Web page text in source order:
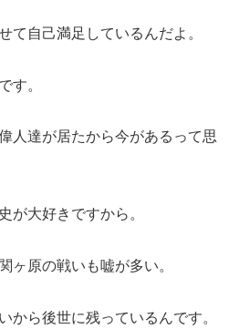
て自己満足しているんだよ。
す。
人達が居たから今があるって思
が大好きですから。
ヶ原の戦いも嘘が多い。
から後世に残っているんです。